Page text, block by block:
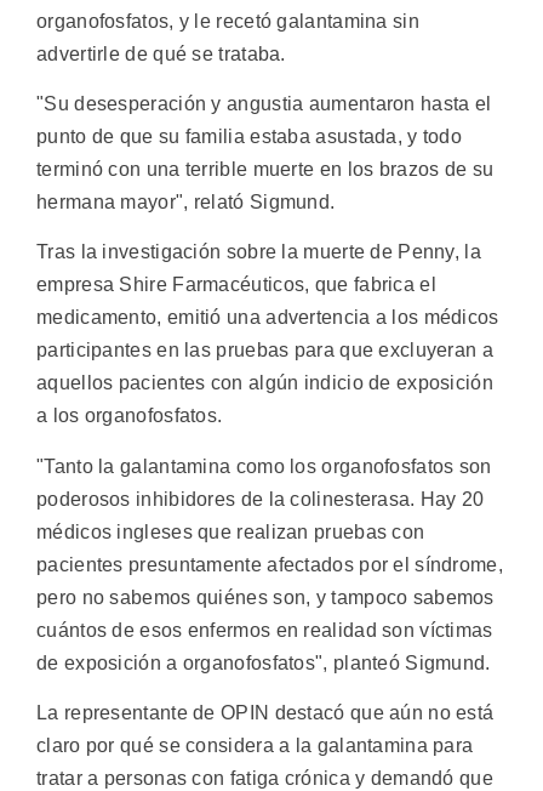
organofosfatos, y le recetó galantamina sin
advertirle de qué se trataba.
"Su desesperación y angustia aumentaron hasta el
punto de que su familia estaba asustada, y todo
terminó con una terrible muerte en los brazos de su
hermana mayor", relató Sigmund.
Tras la investigación sobre la muerte de Penny, la
empresa Shire Farmacéuticos, que fabrica el
medicamento, emitió una advertencia a los médicos
participantes en las pruebas para que excluyeran a
aquellos pacientes con algún indicio de exposición
a los organofosfatos.
"Tanto la galantamina como los organofosfatos son
poderosos inhibidores de la colinesterasa. Hay 20
médicos ingleses que realizan pruebas con
pacientes presuntamente afectados por el síndrome,
pero no sabemos quiénes son, y tampoco sabemos
cuántos de esos enfermos en realidad son víctimas
de exposición a organofosfatos", planteó Sigmund.
La representante de OPIN destacó que aún no está
claro por qué se considera a la galantamina para
tratar a personas con fatiga crónica y demandó que